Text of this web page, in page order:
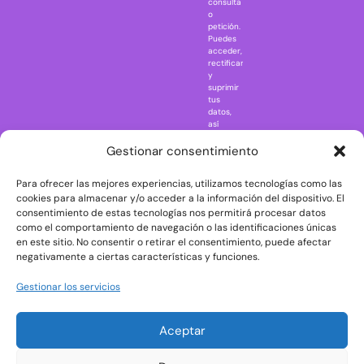
Gestionar consentimiento
Para ofrecer las mejores experiencias, utilizamos tecnologías como las
cookies para almacenar y/o acceder a la información del dispositivo. El
consentimiento de estas tecnologías nos permitirá procesar datos
como el comportamiento de navegación o las identificaciones únicas
en este sitio. No consentir o retirar el consentimiento, puede afectar
negativamente a ciertas características y funciones.
Gestionar los servicios
Aceptar
Rick and
The Big Bang
Theory
The Blues
Brothers
The
The Shining
o
petición.
Puedes
acceder,
rectificar
y
suprimir
tus
datos,
así
ejercer
consultando
la
información
adicional
y
detallada
sobre